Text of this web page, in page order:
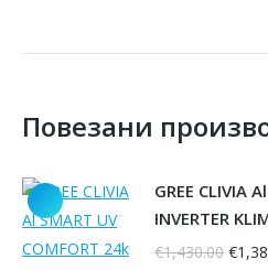
Повезани
GREE CLIVIA
INVERTER
€1,430.00 €